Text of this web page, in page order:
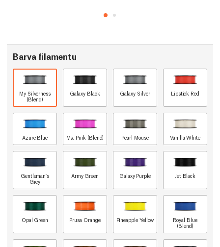
Barva filamentu
My Silverness
(Blend)
Galaxy Black Galaxy Silver Lipstick Red
Azure Blue Ms. Pink (Blend) Pearl Mouse Vanilla White
Gentleman's
Grey
Army Green Galaxy Purple Jet Black
Opal Green Prusa Orange Pineapple Yellow
Royal Blue
(Blend)